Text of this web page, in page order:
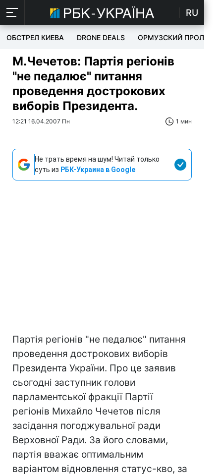
RU
ОБСТРЕЛ КИЕВА DRONE DEALS ОРМУЗСКИЙ ПРОЛИВ
М.Чечетов: Партія регіонів
"не педалює" питання
проведення дострокових
виборів Президента.
12:21 16.04.2007 Пн 1 мин
Не трать время на шум! Читай только
суть из РБК-Украина в Google
Партія регіонів "не педалює" питання
проведення дострокових виборів
Президента України. Про це заявив
сьогодні заступник голови
парламентської фракції Партії
регіонів Михайло Чечетов після
засідання погоджувальної ради
Верховної Ради. За його словами,
партія вважає оптимальним
варіантом відновлення статус-кво, за